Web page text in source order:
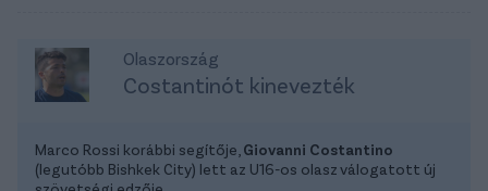
Olaszország
Costantinót kinevezték
Marco Rossi korábbi segítője, Giovanni Costantino
(legutóbb Bishkek City) lett az U16-os olasz válogatott új